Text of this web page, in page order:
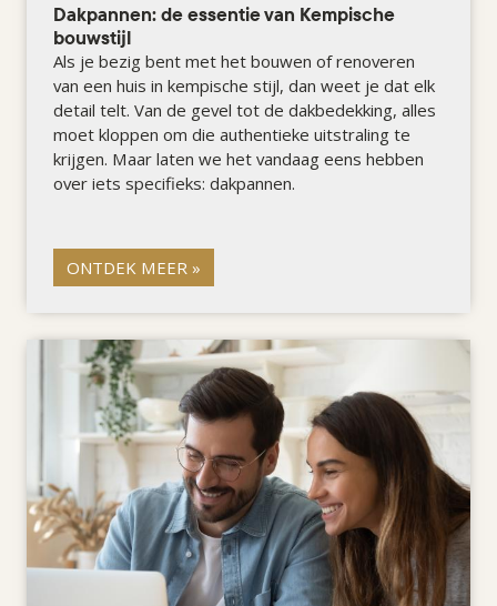
Dakpannen: de essentie van Kempische
bouwstijl
Als je bezig bent met het bouwen of renoveren
van een huis in kempische stijl, dan weet je dat elk
detail telt. Van de gevel tot de dakbedekking, alles
moet kloppen om die authentieke uitstraling te
krijgen. Maar laten we het vandaag eens hebben
over iets specifieks: dakpannen.
ONTDEK MEER »